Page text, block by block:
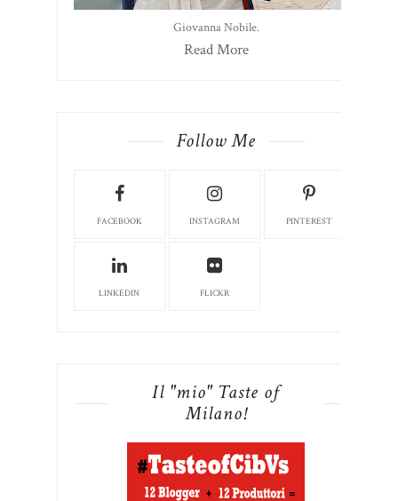
Giovanna Nobile.
Read More
Follow Me
FACEBOOK INSTAGRAM PINTEREST
LINKEDIN FLICKR
Il "mio" Taste of
Milano!